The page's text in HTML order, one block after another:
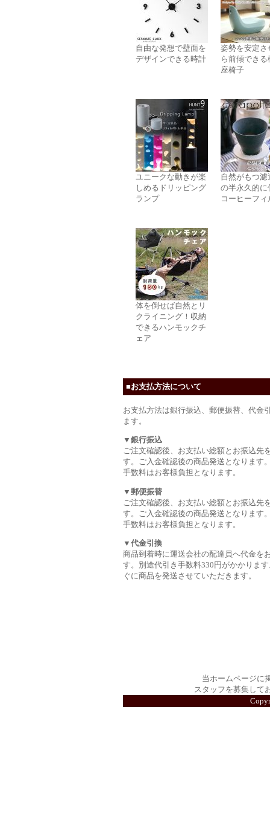
自由な発想で壁面を
デザインできる時計
姿勢を安定さ
ら前傾できる
座椅子
ユニークな動きが楽
しめるドリッピング
ランプ
自然がもつ濾
の半永久的に
コーヒーフィ
体を倒せば自然とリ
クライニング！収納
できるハンモックチ
ェア
■お支払方法について
お支払方法は銀行振込、郵便振替、代金
ます。
▼銀行振込
ご注文確認後、お支払い総額とお振込先
す。ご入金確認後の商品発送となります
手数料はお客様負担となります。
▼郵便振替
ご注文確認後、お支払い総額とお振込先
す。ご入金確認後の商品発送となります
手数料はお客様負担となります。
▼代金引換
商品到着時に運送会社の配達員へ代金を
す。別途代引き手数料330円がかかりま
ぐに商品を発送させていただきます。
当ホームページに
スタッフを募集して